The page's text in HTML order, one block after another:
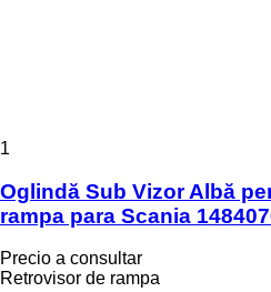
1
Oglindă Sub Vizor Albă
rampa para Scania
Precio a consultar
Retrovisor de rampa